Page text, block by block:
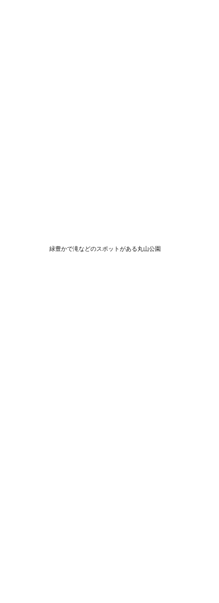
緑豊かで滝などのスポットがある丸山公園